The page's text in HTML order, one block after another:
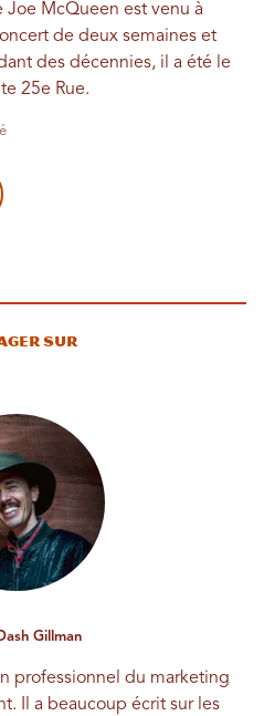
McQueen est venu à
de deux semaines et
des décennies, il a été le
25e Rue.
sur
Gillman
professionnel du marketing
Il a beaucoup écrit sur les